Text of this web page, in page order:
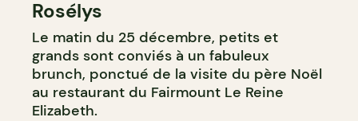
SALON DE THÉ
Rosélys
Le matin du 25 décembre, petits et
grands sont conviés à un fabuleux
brunch, ponctué de la visite du père Noël
au restaurant du Fairmount Le Reine
Elizabeth.